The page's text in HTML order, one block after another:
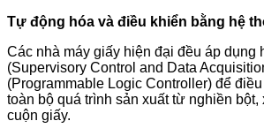
Tự động hóa và điều khiển bằng hệ
Các nhà máy giấy hiện đại đều áp dụng
(Supervisory Control and Data
(Programmable Logic Controller) để
toàn bộ quá trình sản xuất từ nghiền bột,
cuộn giấy.